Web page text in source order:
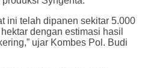
ini telah dipanen sekitar 5.000
dengan estimasi hasil
ujar Kombes Pol. Budi